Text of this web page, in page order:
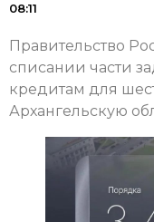
08:11
Правительство
списании части
кредитам для
Архангельскую